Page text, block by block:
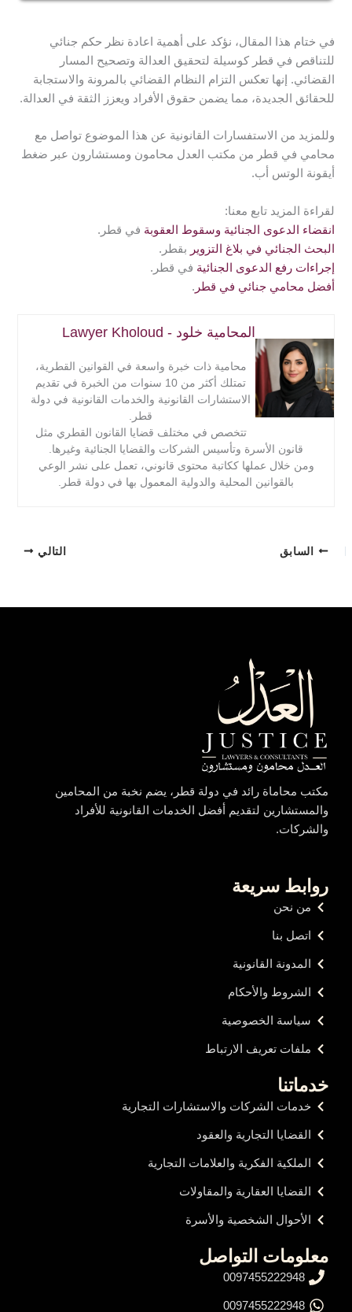
الإجراءات الجزائية.
في ختام هذا المقال، نؤكد على أهمية اعادة نظر حكم جنائي
للتناقص في قطر كوسيلة لتحقيق العدالة وتصحيح المسار
القضائي. إنها تعكس التزام النظام القضائي بالمرونة والاستجابة
للحقائق الجديدة، مما يضمن حقوق الأفراد ويعزز الثقة في العدالة.
وللمزيد من الاستفسارات القانونية عن هذا الموضوع تواصل مع
محامي في قطر من مكتب العدل محامون ومستشارون عبر ضغط
أيقونة الوتس أب.
لقراءة المزيد تابع معنا:
انقضاء الدعوى الجنائية وسقوط العقوبة في قطر.
البحث الجنائي في بلاغ التزوير بقطر.
إجراءات رفع الدعوى الجنائية في قطر.
أفضل محامي جنائي في قطر .
المحامية خلود - Lawyer Kholoud
محامية ذات خبرة واسعة في القوانين القطرية،
تمتلك أكثر من 10 سنوات من الخبرة في تقديم
الاستشارات القانونية والخدمات القانونية في دولة
قطر.
تتخصص في مختلف قضايا القانون القطري مثل
قانون الأسرة وتأسيس الشركات والقضايا الجنائية وغيرها.
ومن خلال عملها ككاتبة محتوى قانوني، تعمل على نشر الوعي
بالقوانين المحلية والدولية المعمول بها في دولة قطر.
السابق التالي
مكتب محاماة رائد في دولة قطر، يضم نخبة من المحامين
والمستشارين لتقديم أفضل الخدمات القانونية للأفراد
والشركات.
روابط سريعة
من نحن
اتصل بنا
المدونة القانونية
الشروط والأحكام
سياسة الخصوصية
ملفات تعريف الارتباط
خدماتنا
خدمات الشركات والاستشارات التجارية
القضايا التجارية والعقود
الملكية الفكرية والعلامات التجارية
القضايا العقارية والمقاولات
الأحوال الشخصية والأسرة
معلومات التواصل
0097455222948
0097455222948